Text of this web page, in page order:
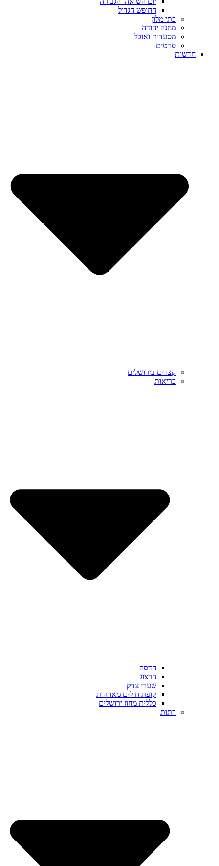
החופש הגדול
בתי מלון
מחנה יהודה
מסעדות ואוכל
סרטים
חדשות
קצרים בירושלים
בריאות
הדסה
הרצוג
שערי צדק
קופת חולים מאוחדת
כללית מחוז ירושלים
דתות